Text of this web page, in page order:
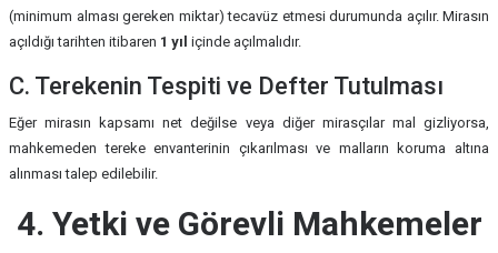
(minimum alması gereken miktar) tecavüz etmesi durumunda açılır. Mirasın
açıldığı tarihten itibaren 1 yıl içinde açılmalıdır.
C. Terekenin Tespiti ve Defter Tutulması
Eğer mirasın kapsamı net değilse veya diğer mirasçılar mal gizliyorsa,
mahkemeden tereke envanterinin çıkarılması ve malların koruma altına
alınması talep edilebilir.
4. Yetki ve Görevli Mahkemeler